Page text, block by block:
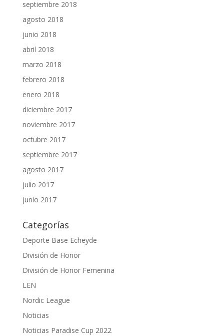
septiembre 2018
agosto 2018
junio 2018
abril 2018
marzo 2018
febrero 2018
enero 2018
diciembre 2017
noviembre 2017
octubre 2017
septiembre 2017
agosto 2017
julio 2017
junio 2017
Categorías
Deporte Base Echeyde
División de Honor
División de Honor Femenina
LEN
Nordic League
Noticias
Noticias Paradise Cup 2022